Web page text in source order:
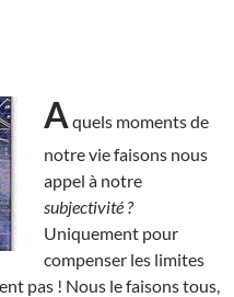
A quels moments de
notre vie faisons nous
appel à notre
subjectivité ?
Uniquement pour
compenser les limites
pas ! Nous le faisons tous,